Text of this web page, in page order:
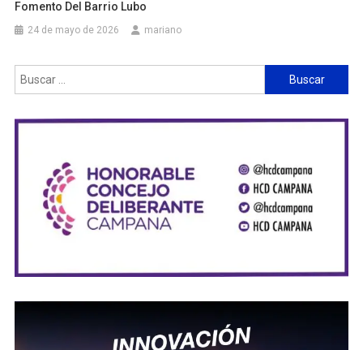
Fomento Del Barrio Lubo
24 de mayo de 2026 mariano
Buscar: